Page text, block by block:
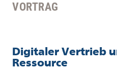
VORTRAG
Digitaler Vertrieb
Ressource